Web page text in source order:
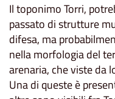
Il toponimo Torri,
passato di strutture
difesa, ma
nella morfologia del
arenaria, che viste da
Una di queste è